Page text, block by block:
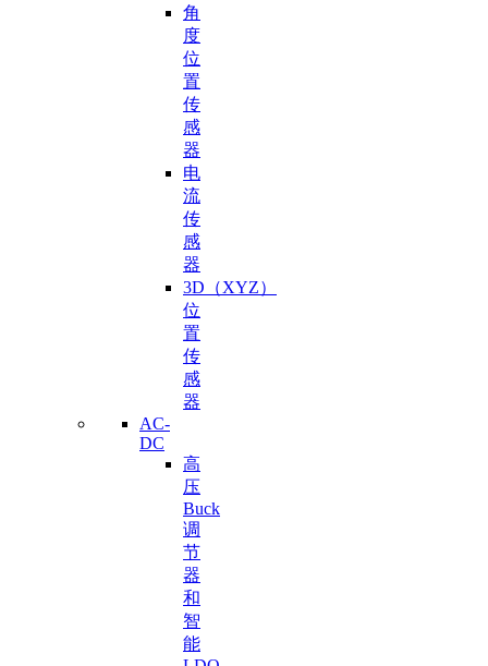
角
度
位
置
传
感
器
电
流
传
感
器
3D（XYZ）
位
置
传
感
器
AC-
DC
高
压
Buck
调
节
器
和
智
能